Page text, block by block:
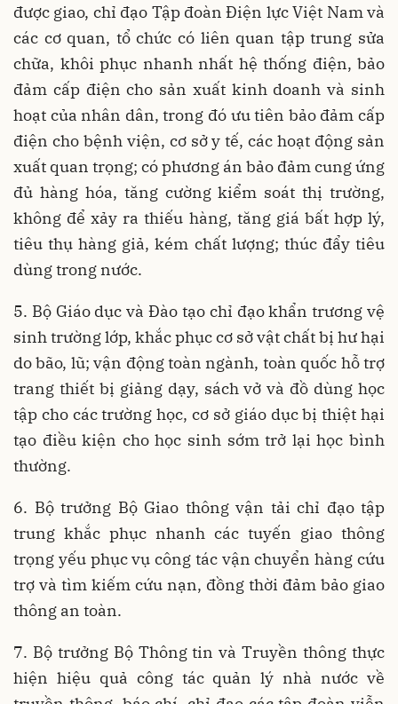
được giao, chỉ đạo Tập đoàn Điện lực Việt Nam và
các cơ quan, tổ chức có liên quan tập trung sửa
chữa, khôi phục nhanh nhất hệ thống điện, bảo
đảm cấp điện cho sản xuất kinh doanh và sinh
hoạt của nhân dân, trong đó ưu tiên bảo đảm cấp
điện cho bệnh viện, cơ sở y tế, các hoạt động sản
xuất quan trọng; có phương án bảo đảm cung ứng
đủ hàng hóa, tăng cường kiểm soát thị trường,
không để xảy ra thiếu hàng, tăng giá bất hợp lý,
tiêu thụ hàng giả, kém chất lượng; thúc đẩy tiêu
dùng trong nước.
5. Bộ Giáo dục và Đào tạo chỉ đạo khẩn trương vệ
sinh trường lớp, khắc phục cơ sở vật chất bị hư hại
do bão, lũ; vận động toàn ngành, toàn quốc hỗ trợ
trang thiết bị giảng dạy, sách vở và đồ dùng học
tập cho các trường học, cơ sở giáo dục bị thiệt hại
tạo điều kiện cho học sinh sớm trở lại học bình
thường.
6. Bộ trưởng Bộ Giao thông vận tải chỉ đạo tập
trung khắc phục nhanh các tuyến giao thông
trọng yếu phục vụ công tác vận chuyển hàng cứu
trợ và tìm kiếm cứu nạn, đồng thời đảm bảo giao
thông an toàn.
7. Bộ trưởng Bộ Thông tin và Truyền thông thực
hiện hiệu quả công tác quản lý nhà nước về